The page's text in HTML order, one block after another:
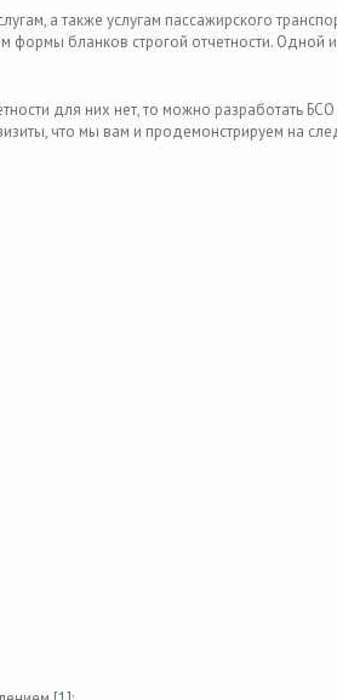
а также услугам пассажирского
бланков строгой отчетности. Одной
для них нет, то можно разработать БСО
что мы вам и продемонстрируем на